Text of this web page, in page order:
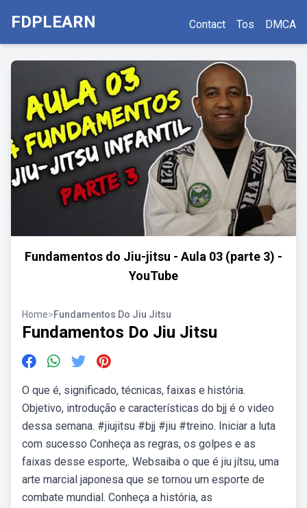
FDPLEARN Contact Tos DMCA
Fundamentos do Jiu-jitsu - Aula 03 (parte 3) -
YouTube
Home>Fundamentos Do Jiu Jitsu
Fundamentos Do Jiu Jitsu
O que é, significado, técnicas, faixas e história.
Objetivo, introdução e características do bjj é o video
dessa semana. #jiujitsu #bjj #jiu #treino. Iniciar a luta
com sucesso Conheça as regras, os golpes e as
faixas desse esporte,. Websaiba o que é jiu jítsu, uma
arte marcial japonesa que se tornou um esporte de
combate mundial. Conheça a história, as